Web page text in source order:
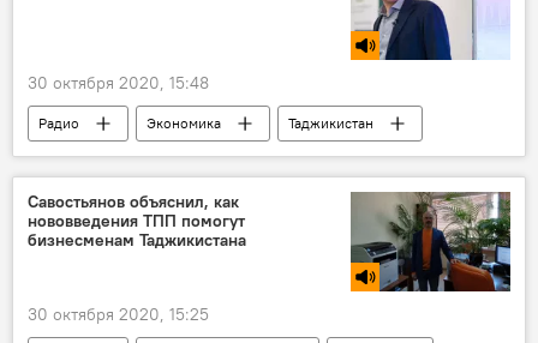
30 октября 2020, 15:48
Радио Экономика Таджикистан
Савостьянов объяснил, как
нововведения ТПП помогут
бизнесменам Таджикистана
30 октября 2020, 15:25